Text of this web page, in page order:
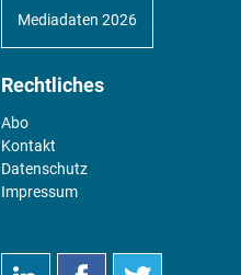
Mediadaten 2026
Rechtliches
Abo
Kontakt
Datenschutz
Impressum